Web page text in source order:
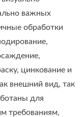
важных
обработки
цинкование и
внешний вид, так
для
требованиям,